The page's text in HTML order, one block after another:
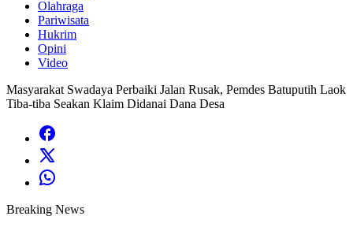
Olahraga
Pariwisata
Hukrim
Opini
Video
Masyarakat Swadaya Perbaiki Jalan Rusak, Pemdes Batuputih Laok
Tiba-tiba Seakan Klaim Didanai Dana Desa
Breaking News